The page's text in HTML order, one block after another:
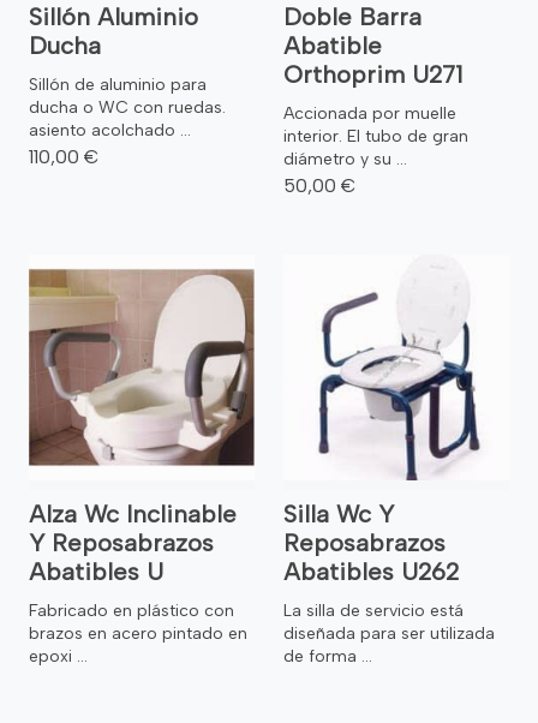
Sillón Aluminio
Ducha
Sillón de aluminio para
ducha o WC con ruedas.
asiento acolchado ...
110,00 €
Doble Barra
Abatible
Orthoprim U271
Accionada por muelle
interior. El tubo de gran
diámetro y su ...
50,00 €
Alza Wc Inclinable
Y Reposabrazos
Abatibles U
Fabricado en plástico con
brazos en acero pintado en
epoxi ...
Silla Wc Y
Reposabrazos
Abatibles U262
La silla de servicio está
diseñada para ser utilizada
de forma ...